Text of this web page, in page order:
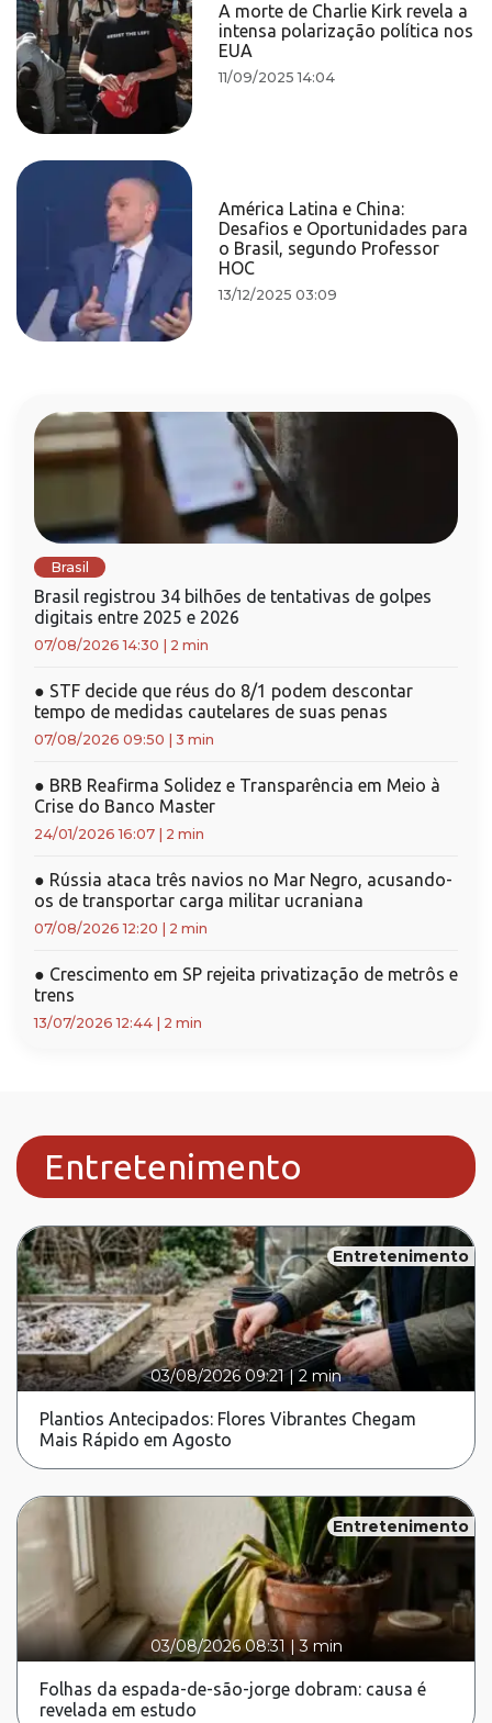
A morte de Charlie Kirk revela a
intensa polarização política nos
EUA
11/09/2025 14:04
América Latina e China:
Desafios e Oportunidades para
o Brasil, segundo Professor
HOC
13/12/2025 03:09
Brasil
Brasil registrou 34 bilhões de tentativas de golpes
digitais entre 2025 e 2026
07/08/2026 14:30 2 min
● STF decide que réus do 8/1 podem descontar
tempo de medidas cautelares de suas penas
07/08/2026 09:50 3 min
● BRB Reafirma Solidez e Transparência em Meio à
Crise do Banco Master
24/01/2026 16:07 2 min
● Rússia ataca três navios no Mar Negro, acusando-
os de transportar carga militar ucraniana
07/08/2026 12:20 2 min
● Crescimento em SP rejeita privatização de metrôs e
trens
13/07/2026 12:44 2 min
Entretenimento
Entretenimento
03/08/2026 09:21|2 min
Plantios Antecipados: Flores Vibrantes Chegam
Mais Rápido em Agosto
Entretenimento
03/08/2026 08:31 |3 min
Folhas da espada-de-são-jorge dobram: causa é
revelada em estudo